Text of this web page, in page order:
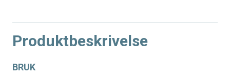
Produktbeskrivelse
BRUK